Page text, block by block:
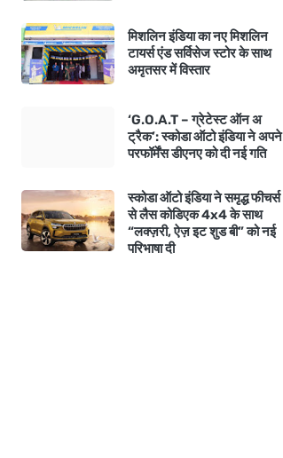
मिशलिन इंडिया का नए मिशलिन
टायर्स एंड सर्विसेज स्टोर के साथ
अमृतसर में विस्तार
‘G.O.A.T – ग्रेटेस्ट ऑन अ
ट्रैक’: स्कोडा ऑटो इंडिया ने अपने
परफॉर्मेंस डीएनए को दी नई गति
स्कोडा ऑटो इंडिया ने समृद्ध फीचर्स
से लैस कोडिएक 4x4 के साथ
“लक्ज़री, ऐज़ इट शुड बी” को नई
परिभाषा दी